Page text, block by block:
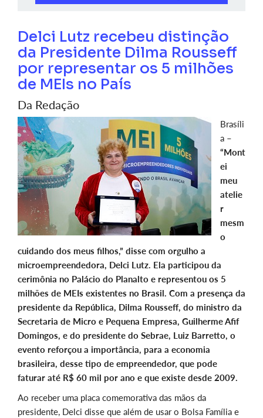
Delci Lutz recebeu distinção
da Presidente Dilma Rousseff
por representar os 5 milhões
de MEIs no País
Da Redação
Brasíli
a –
“Mont
ei
meu
atelie
r
mesm
o
cuidando dos meus filhos,” disse com orgulho a
microempreendedora, Delci Lutz. Ela participou da
cerimônia no Palácio do Planalto e representou os 5
milhões de MEIs existentes no Brasil. Com a presença da
presidente da República, Dilma Rousseff, do ministro da
Secretaria de Micro e Pequena Empresa, Guilherme Afif
Domingos, e do presidente do Sebrae, Luiz Barretto, o
evento reforçou a importância, para a economia
brasileira, desse tipo de empreendedor, que pode
faturar até R$ 60 mil por ano e que existe desde 2009.
Ao receber uma placa comemorativa das mãos da
presidente, Delci disse que além de usar o Bolsa Família e